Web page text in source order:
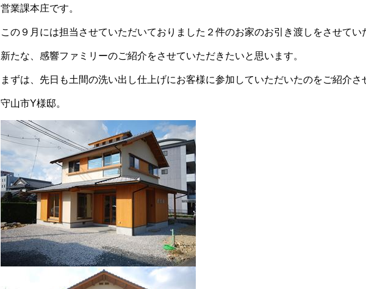
営業課本庄です。
この９月には担当させていただいておりました２件のお家のお引き渡しをさせてい
新たな、感響ファミリーのご紹介をさせていただきたいと思います。
まずは、先日も土間の洗い出し仕上げにお客様に参加していただいたのをご紹介さ
守山市Y様邸。